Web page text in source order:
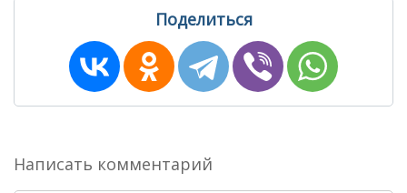
Поделиться
Написать комментарий